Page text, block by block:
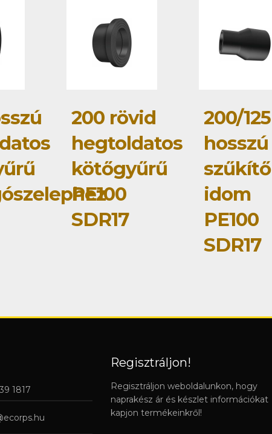
200 rövid
hegtoldatos
kötőgyűrű
PE100
SDR17
200/125
hosszú
szűkítő
idom
PE100
SDR17
1817
Regisztráljon!
Regisztráljon weboldalunkon, hogy
naprakész ár és készlet információkat
kapjon termékeinkről!